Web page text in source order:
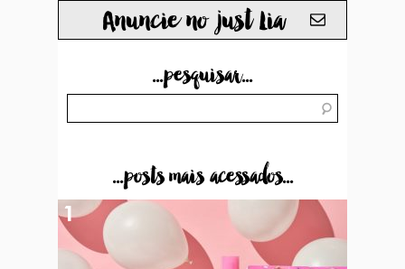
Anuncie no just Lia
...pesquisar...
...posts mais acessados...
1